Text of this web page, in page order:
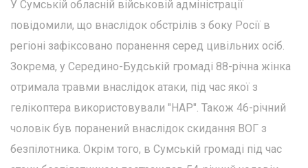
У Сумській обласній військовій адміністрації
повідомили, що внаслідок обстрілів з боку Росії в
регіоні зафіксовано поранення серед цивільних осіб.
Зокрема, у Середино-Будській громаді 88-річна жінка
отримала травми внаслідок атаки, під час якої з
гелікоптера використовували "НАР". Також 46-річний
чоловік був поранений внаслідок скидання ВОГ з
безпілотника. Окрім того, в Сумській громаді під час